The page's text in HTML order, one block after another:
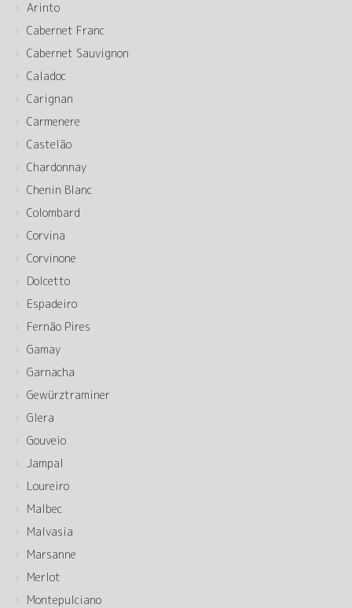
Arinto
Cabernet Franc
Cabernet Sauvignon
Caladoc
Carignan
Carmenere
Castelão
Chardonnay
Chenin Blanc
Colombard
Corvina
Corvinone
Dolcetto
Espadeiro
Fernão Pires
Gamay
Garnacha
Gewürztraminer
Glera
Gouveio
Jampal
Loureiro
Malbec
Malvasia
Marsanne
Merlot
Montepulciano